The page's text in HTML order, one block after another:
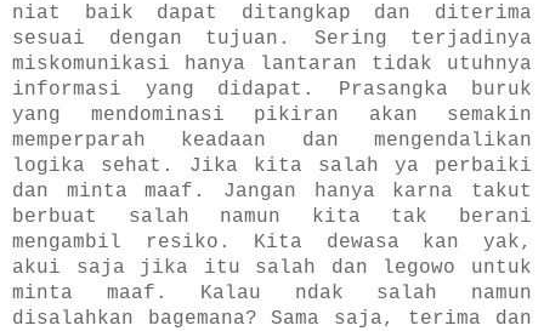
niat baik dapat ditangkap dan diterima
sesuai dengan tujuan. Sering terjadinya
miskomunikasi hanya lantaran tidak utuhnya
informasi yang didapat. Prasangka buruk
yang mendominasi pikiran akan semakin
memperparah keadaan dan mengendalikan
logika sehat. Jika kita salah ya perbaiki
dan minta maaf. Jangan hanya karna takut
berbuat salah namun kita tak berani
mengambil resiko. Kita dewasa kan yak,
akui saja jika itu salah dan legowo untuk
minta maaf. Kalau ndak salah namun
disalahkan bagemana? Sama saja, terima dan